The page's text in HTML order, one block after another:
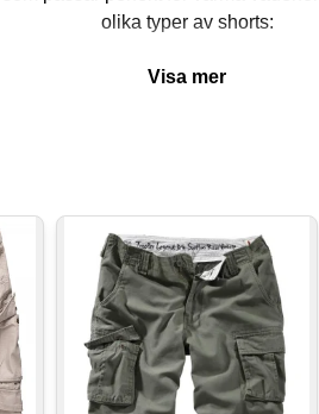
olika typer av shorts:
Typer av Shorts:
träning och sport. De är ofta
shorts, ofta i bomull eller en
Vanligtvis designade för att
eller strax ovanför. Ofta populära
sportaktiviteter. De är vanligtvis
Visa mer